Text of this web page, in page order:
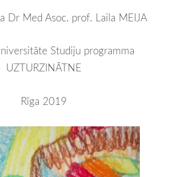
Dr Med Asoc. prof. Laila MEIJA
Studiju programma
UZTURZINĀTNE
Rīga 2019